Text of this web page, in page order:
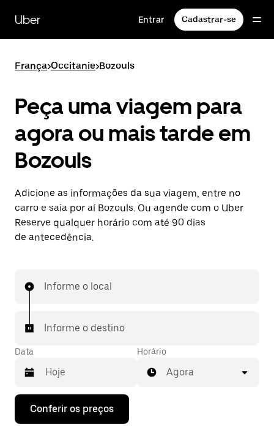
para
conteúdo
Uber Entrar Cadastrar-se
França>Occitanie>Bozouls
Peça uma viagem para
agora ou mais tarde em
Bozouls
Adicione as informações da sua viagem, entre no
carro e saia por aí Bozouls. Ou agende com o Uber
Reserve qualquer horário com até 90 dias
de antecedência.
Informe o local
Informe o destino
Data
Pressione
seta
Horário
Agora
Conferir os preços